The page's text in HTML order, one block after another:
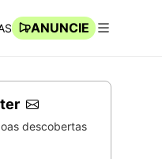
ANUNCIE
descobertas